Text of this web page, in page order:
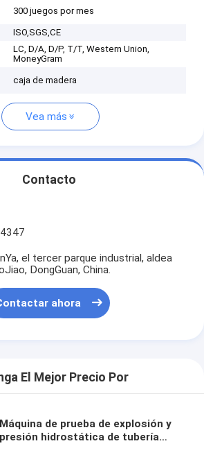
300 juegos por mes
ISO,SGS,CE
LC, D/A, D/P, T/T, Western Union,
MoneyGram
caja de madera
Vea más
Contacto
el tercer parque industrial, aldea
DongGuan, China.
ahora
El Mejor Precio Por
Máquina de prueba de explosión y
presión hidrostática de tubería